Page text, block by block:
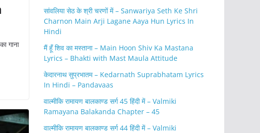
गाना
सांवलिया सेठ के श्री चरणों में – Sanwariya Seth Ke Shri
Charnon Main Arji Lagane Aaya Hun Lyrics In
Hindi
मैं हूँ शिव का मस्ताना – Main Hoon Shiv Ka Mastana
Lyrics – Bhakti with Mast Maula Attitude
केदारनाथ सुप्रभातम – Kedarnath Suprabhatam Lyrics
In Hindi – Pandavaas
वाल्मीकि रामायण बालकाण्ड सर्ग 45 हिंदी में – Valmiki
Ramayana Balakanda Chapter – 45
वाल्मीकि रामायण बालकाण्ड सर्ग 44 हिंदी में – Valmiki